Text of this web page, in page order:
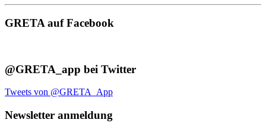
GRETA auf Facebook
@GRETA_app bei Twitter
Tweets von @GRETA_App
Newsletter anmeldung